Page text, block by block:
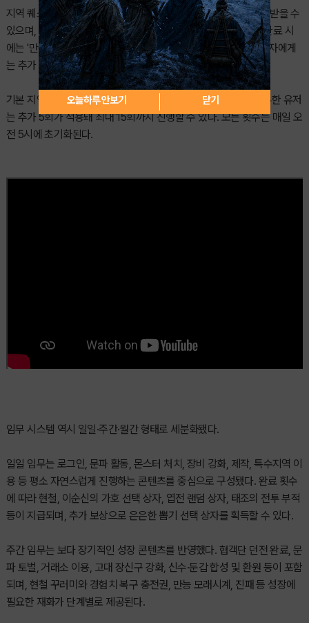
지역 퀘스트를 하루 동안 5회 완료하면 '지역 정제수 선택 상자'를 받을 수
있으며, 10회 완료 시에는 '오래된 유물의 서한(귀속)' 5개, 15회 완료 시
에는 '만능 정제수' 5개가 지급된다. 여기에 15회까지 달성한 이용자에게
는 추가 보상으로 '은은한 뽑기 선택 상자(5회·귀속)'도 제공된다.
기본 지역 퀘스트 수행 횟수는 하루 10회지만, 별무리 신표를 보유한 유저
는 추가 5회가 적용돼 최대 15회까지 진행할 수 있다. 모든 횟수는 매일 오
전 5시에 초기화된다.
임무 시스템 역시 일일·주간·월간 형태로 세분화됐다.
일일 임무는 로그인, 문파 활동, 몬스터 처치, 장비 강화, 제작, 특수지역 이
용 등 평소 자연스럽게 진행하는 콘텐츠를 중심으로 구성됐다. 완료 횟수
에 따라 현철, 이순신의 가호 선택 상자, 엽전 랜덤 상자, 태조의 전투 부적
등이 지급되며, 추가 보상으로 은은한 뽑기 선택 상자를 획득할 수 있다.
주간 임무는 보다 장기적인 성장 콘텐츠를 반영했다. 협객단 던전 완료, 문
파 토벌, 거래소 이용, 고대 장신구 강화, 신수·둔갑 합성 및 환원 등이 포함
되며, 현철 꾸러미와 경험치 복구 충전권, 만능 모래시계, 진패 등 성장에
필요한 재화가 단계별로 제공된다.
오늘하루 안보기 닫기